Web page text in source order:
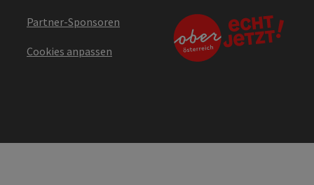
Partner-Sponsoren
Cookies anpassen